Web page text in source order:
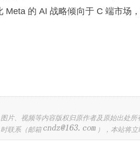
Meta 的 AI 战略倾向于 C 端市场
片、视频等内容版权归原作者及原始出处
联系（邮箱
），本站将立